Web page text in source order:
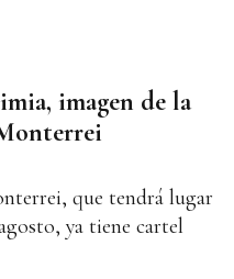
imagen de la
que tendrá lugar
ya tiene cartel